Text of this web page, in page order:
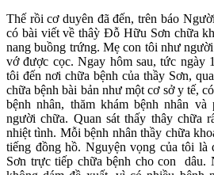
Thế rồi cơ duyên đã đến, trên báo
có bài viết về thâỳ Đỗ Hữu Sơn chữa
nang buồng trứng. Mẹ con tôi như
vớ được cọc. Ngay hôm sau, tức ngày
tôi đến nơi chữa bệnh của thầy Sơn,
chữa bệnh bài bản như một cơ sở y tế,
bệnh nhân, thăm khám bệnh nhân và
người chữa. Quan sát thấy thây chữa
nhiệt tình. Mỗi bệnh nhân thầy chữa
tiếng đồng hồ. Nguyện vọng của tôi là
Sơn trực tiếp chữa bệnh cho con dâu.